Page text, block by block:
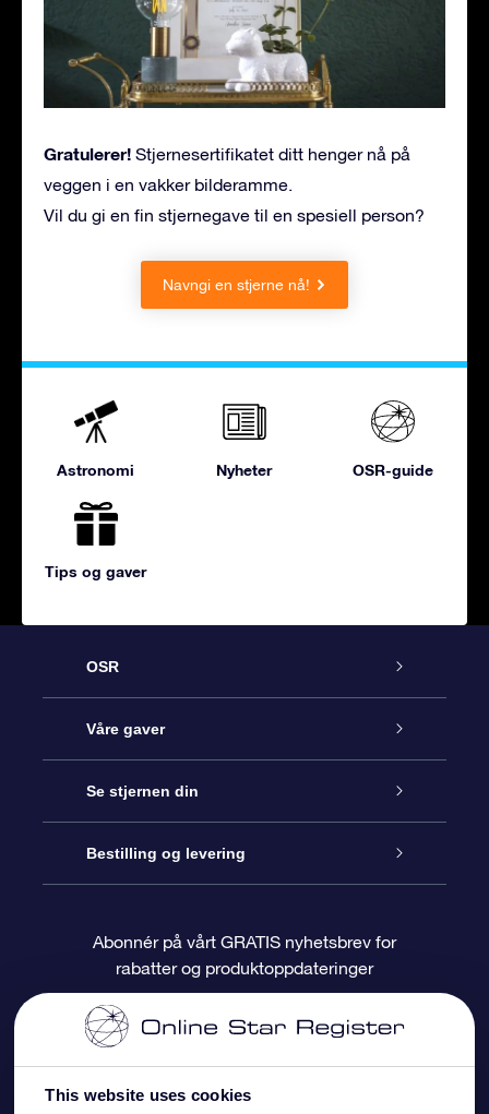
This website uses cookies
Gratulerer! Stjernesertifikatet ditt henger nå på
veggen i en vakker bilderamme.
Vil du gi en fin stjernegave til en spesiell person?
Navngi en stjerne nå!
Astronomi Nyheter OSR-guide
Tips og gaver
OSR
Kundeservice
Kontakt oss
Bloggen
Anmeldelser
Våre gaver
Online Stjernegave
OSR Gavepakke
OSR-gavekortet
Bedriftsgaver
Se stjernen din
Star Register
Pesontilpasset stjerneside
One Million Stars
OSR Starsaver
Bestilling og levering
Betalingsinformasjon
Fraktinformasjon
Returpolicy
Abonnér på vårt GRATIS nyhetsbrev for
rabatter og produktoppdateringer